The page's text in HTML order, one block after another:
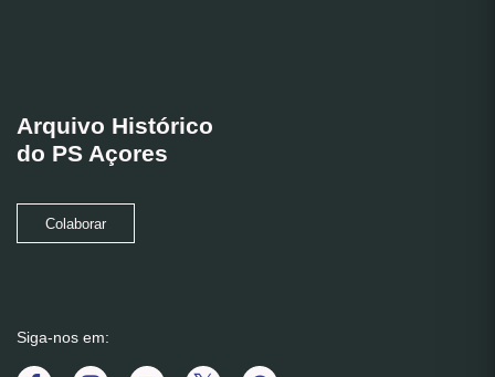
Arquivo Histórico
do PS Açores
Colaborar
Siga-nos em: